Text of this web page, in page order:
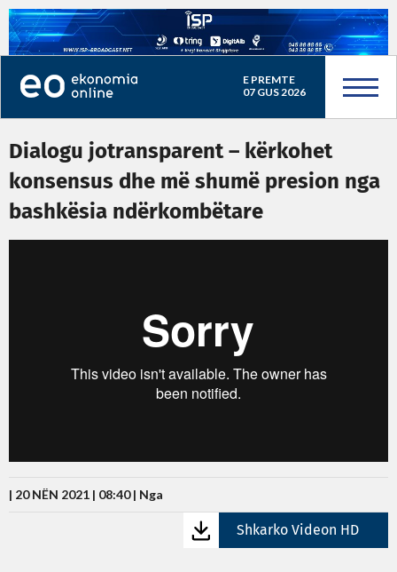
E PREMTE
07 GUS 2026
Dialogu jotransparent – kërkohet
konsensus dhe më shumë presion nga
bashkësia ndërkombëtare
| 20 NËN 2021 | 08:40 | Nga
Shkarko Videon HD